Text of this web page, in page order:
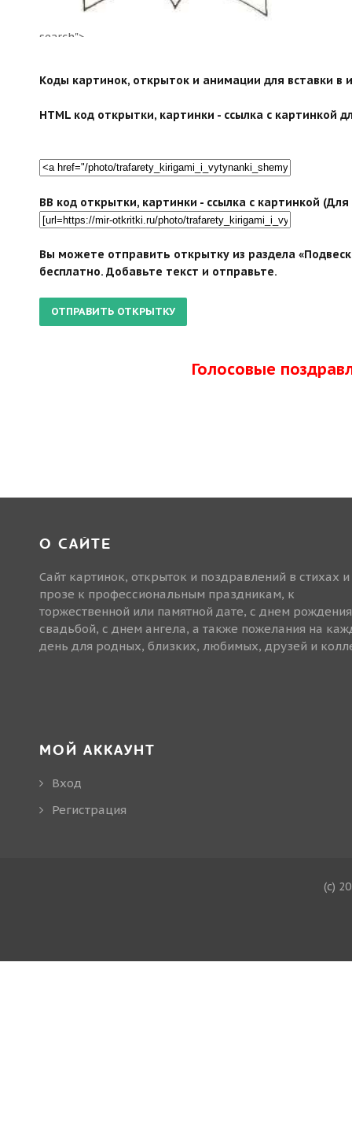
search">
Коды картинок, открыток и анимации для вставки в
HTML код открытки, картинки - ссылка с картинкой
BB код открытки, картинки - ссылка с картинкой
Вы можете отправить открытку из раздела
бесплатно. Добавьте текст и отправьте.
Голосовые
О САЙТЕ
Сайт картинок, открыток и поздравлений в стихах и
прозе к профессиональным праздникам, к
торжественной или памятной дате, с днем
свадьбой, с днем ангела, а также пожелания на
день для родных, близких, любимых, друзей и
МОЙ АККАУНТ
Вход
Регистрация
(c)